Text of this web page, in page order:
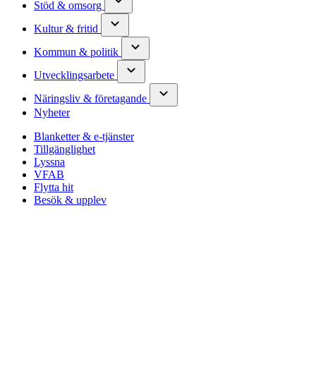
Stöd & omsorg
Kultur & fritid
Kommun & politik
Utvecklingsarbete
Näringsliv & företagande
Nyheter
Blanketter & e-tjänster
Tillgänglighet
Lyssna
VFAB
Flytta hit
Besök & upplev